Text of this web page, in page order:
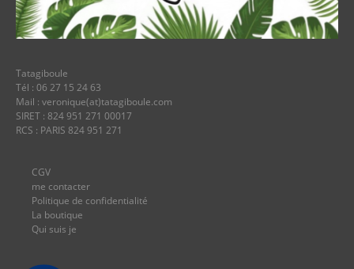
Tatagiboule
Tél : 06 27 15 24 63
Mail : veronique(at)tatagiboule.com
SIRET : 824 951 271 00017
RCS : PARIS 824 951 271
CGV
me contacter
Politique de confidentialité
La boutique
Qui suis je